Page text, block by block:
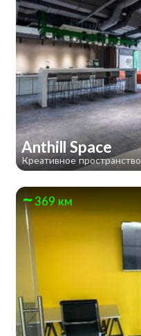
Anthill Space
Креативное пространство
369 км